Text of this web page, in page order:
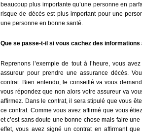
beaucoup plus importante qu’une personne en
risque de décès est plus important pour une
une personne en bonne santé.
Que se passe-t-il si vous cachez des
Reprenons l’exemple de tout à l’heure, vous
assureur pour prendre une assurance décès.
contrat. Bien entendu, le conseillé va vous
vous répondez que non alors votre assureur va
affirmez. Dans le contrat, il sera stipulé que vous
ce contrat. Comme vous avez affirmé que vous
et c’est sans doute une bonne chose mais faire
effet, vous avez signé un contrat en affirmant